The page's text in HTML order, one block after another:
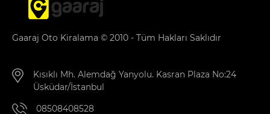
Gaaraj Oto Kiralama © 2010 - Tüm Hakları Saklıdır
Kısıklı Mh. Alemdağ Yanyolu. Kasran Plaza No:24
Üsküdar/İstanbul
08508408528